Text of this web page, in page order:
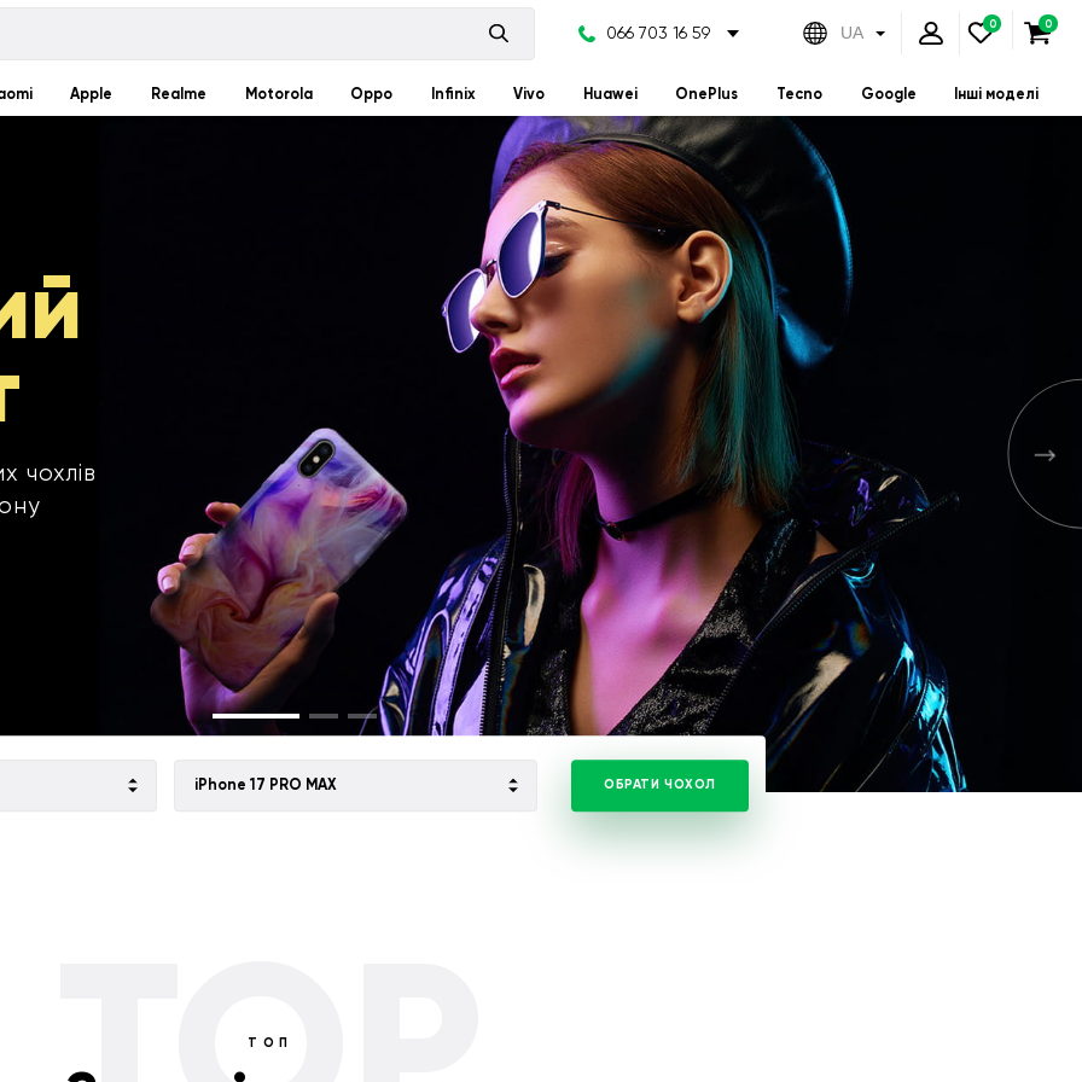
066 703 16 59 UA
Apple Realme Motorola Oppo Infinix Vivo Huawei OnePlus Tecno Google Інші моделі
чохлів
iPhone 17 PRO MAX ОБРАТИ ЧОХОЛ
ТОП